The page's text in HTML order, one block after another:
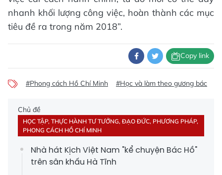
nhanh khối lượng công việc, hoàn thành các mục
tiêu đề ra trong năm 2018”.
Copy link
#Phong cách Hồ Chí Minh #Học và làm theo gương bác
Chủ đề
HỌC TẬP, THỰC HÀNH TƯ TƯỞNG, ĐẠO ĐỨC, PHƯƠNG PHÁP,
PHONG CÁCH HỒ CHÍ MINH
Nhà hát Kịch Việt Nam "kể chuyện Bác Hồ"
trên sân khấu Hà Tĩnh